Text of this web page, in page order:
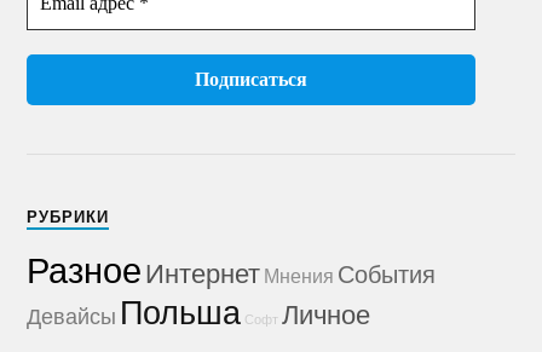
РУБРИКИ
РазноеИнтернет Мнения События
Девайсы Польша Софт Личное